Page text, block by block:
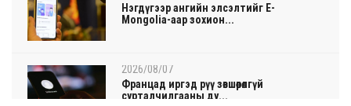
Нэгдүгээр ангийн элсэлтийг E-
Mongolia-аар зохион...
2026/08/07
Францад иргэд рүү зөвшөөрөлгүй
сурталчилгааны ду...